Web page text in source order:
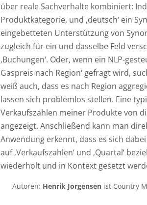
über reale Sachverhalte kombiniert:
Produktkategorie, und ‚deutsch‘ ein
eingebetteten Unterstützung von
zugleich für ein und dasselbe Feld
‚Buchungen‘. Oder, wenn ein NLP-
Gaspreis nach Region‘ gefragt wird,
weiß auch, dass es nach Region
lassen sich problemlos stellen. Eine
Verkaufszahlen meiner Produkte von
angezeigt. Anschließend kann man
Anwendung erkennt, dass es sich
auf ‚Verkaufszahlen‘ und ‚Quartal‘
wiederholt und in Kontext gesetzt
Autoren: Henrik Jorgensenist Country